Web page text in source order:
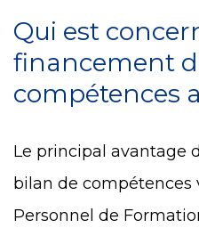
Qui est
financement
compétences
Le principal avantage
bilan de compétences
Personnel de